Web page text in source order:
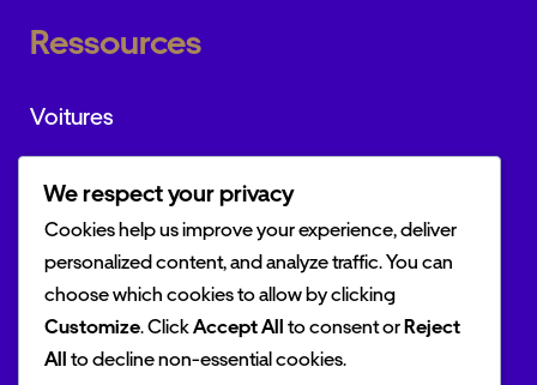
Ressources
Voitures
Actualités
Outils
We respect your privacy
Cookies help us improve your experience, deliver
personalized content, and analyze traffic. You can
choose which cookies to allow by clicking
Customize. ClickAccept All to consent orReject
All to decline non-essential cookies.